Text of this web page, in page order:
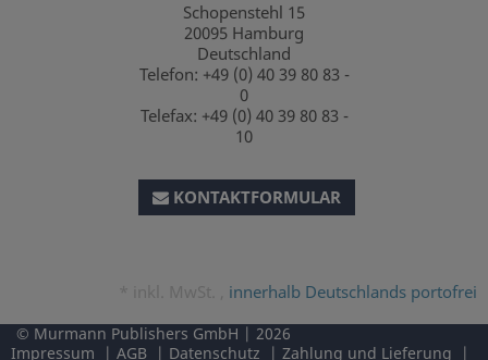
Schopenstehl 15
20095 Hamburg
Deutschland
Telefon: +49 (0) 40 39 80 83 -
0
Telefax: +49 (0) 40 39 80 83 -
10
KONTAKTFORMULAR
innerhalb Deutschlands portofrei
Murmann Publishers GmbH
2026
Impressum
AGB Datenschutz Zahlung und Lieferung